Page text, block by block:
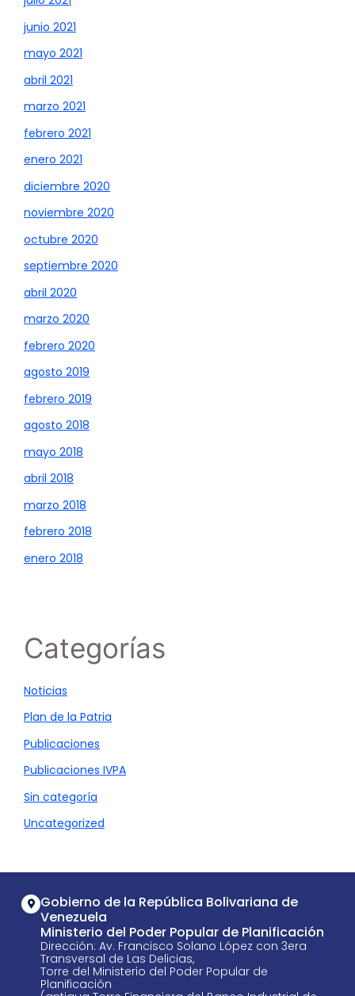
junio 2021
mayo 2021
abril 2021
marzo 2021
febrero 2021
enero 2021
diciembre 2020
noviembre 2020
octubre 2020
septiembre 2020
abril 2020
marzo 2020
febrero 2020
agosto 2019
febrero 2019
agosto 2018
mayo 2018
abril 2018
marzo 2018
febrero 2018
enero 2018
Categorías
Noticias
Plan de la Patria
Publicaciones
Publicaciones IVPA
Sin categoría
Uncategorized
Gobierno de la República Bolivariana de
Venezuela
Ministerio del Poder Popular de Planificación
Dirección: Av. Francisco Solano López con 3era
Transversal de Las Delicias,
Torre del Ministerio del Poder Popular de
Planificación